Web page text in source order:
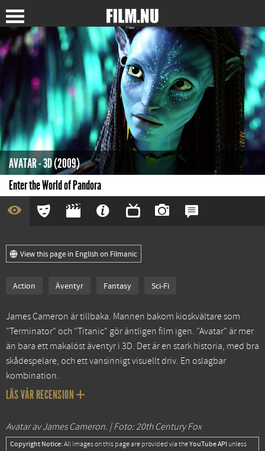
AVATAR - 3D (2009)
Enter the World of Pandora
View this page in English on Filmanic
Action Äventyr Fantasy Sci-Fi
James Cameron är tillbaka. Mannen bakom kioskvältare som
"Terminator" och "Titanic" gör äntligen film igen. "Avatar" är mer
än bara ett makalöst äventyr i 3D. Det är en stark historia, med bra
skådespelare, och ett vansinnigt visuellt driv. En oslagbar
kombination.
LÄS VÅR RECENSION
Avatar av James Cameron. | Foto: 20th Century Fox
Copyright Notice: All images on this page are provided via theYouTube API unless